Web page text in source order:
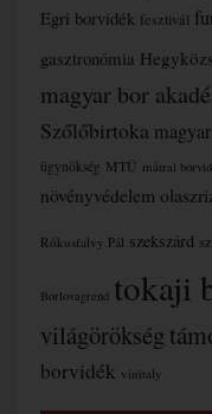
Egri borvidék fesztivál
gasztronómia
magyar bor
Szőlőbirtoka
ügynökség MTÜ mátrai
növényvédelem
Rókusfalvy Pál szekszárd
Borlovagrend tokaji
világörökség
borvidék vinitaly